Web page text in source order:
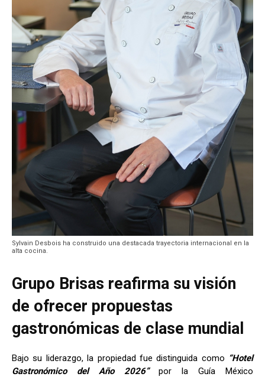
Sylvain Desbois ha construido una destacada trayectoria internacional en la
alta cocina.
Grupo Brisas reafirma su visión
de ofrecer propuestas
gastronómicas de clase mundial
Bajo su liderazgo, la propiedad fue distinguida como “Hotel
Gastronómico del Año 2026”por la Guía México